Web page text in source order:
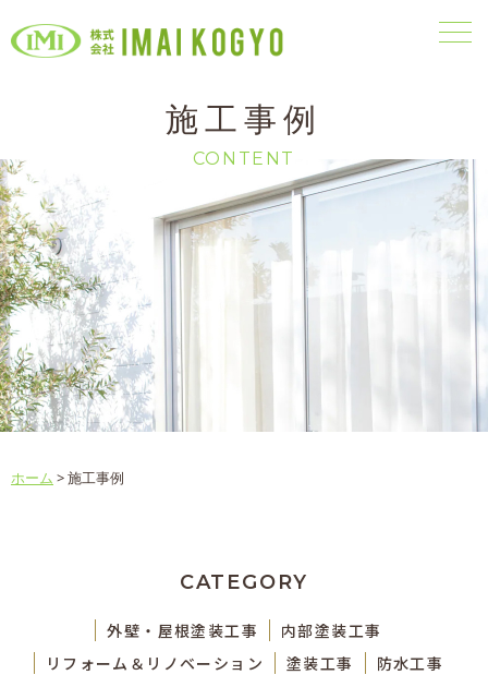
施工事例
CONTENT
ホーム >施工事例
CATEGORY
外壁・屋根塗装工事
内部塗装工事
リフォーム＆リノベーション
塗装工事
防水工事